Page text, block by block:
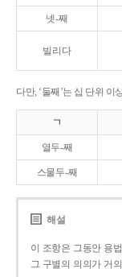
넷-째
빌리다
다만, ‘둘째’는 십 단위 이
ㄱ
열두-째
스물두-째
해설
이 조항은 그동안 용
그 구별의 의의가 거